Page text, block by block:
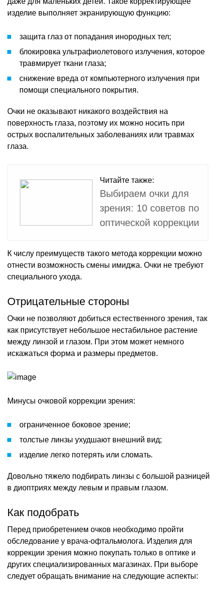
изделие выполняет экранирующую функцию:
защита глаз от попадания инородных тел;
блокировка ультрафиолетового излучения, которое
травмирует ткани глаза;
снижение вреда от компьютерного излучения при
помощи специального покрытия.
Очки не оказывают никакого воздействия на
поверхность глаза, поэтому их можно носить при
острых воспалительных заболеваниях или травмах
глаза.
Читайте также:
Выбираем очки для
зрения: 10 советов по
оптической коррекции
К числу преимуществ такого метода коррекции можно
отнести возможность смены имиджа. Очки не требуют
специального ухода.
Отрицательные стороны
Очки не позволяют добиться естественного зрения, так
как присутствует небольшое нестабильное растение
между линзой и глазом. При этом может немного
искажаться форма и размеры предметов.
Минусы очковой коррекции зрения:
ограниченное боковое зрение;
толстые линзы ухудшают внешний вид;
изделие легко потерять или сломать.
Довольно тяжело подбирать линзы с большой разницей
в диоптриях между левым и правым глазом.
Как подобрать
Перед приобретением очков необходимо пройти
обследование у врача-офтальмолога. Изделия для
коррекции зрения можно покупать только в оптике и
других специализированных магазинах. При выборе
следует обращать внимание на следующие аспекты: